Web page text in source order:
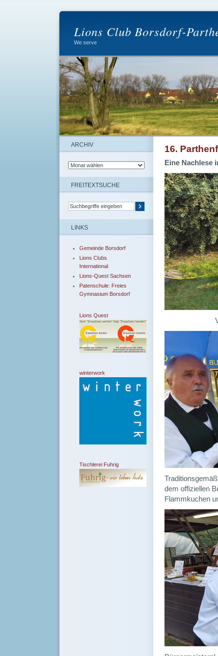
Lions Club Borsdorf-
We serve
ARCHIV
FREITEXTSUCHE
LINKS
Gemeinde Borsdorf
Lions Clubs
International
Lions-Quest Sachsen
Patenschule: Freies
Gymnasium Borsdorf
Lions Quest
winterwork
Tischlerei Fuhrig
16.
Eine Nachlese
dem offiziellen
Flammkuchen